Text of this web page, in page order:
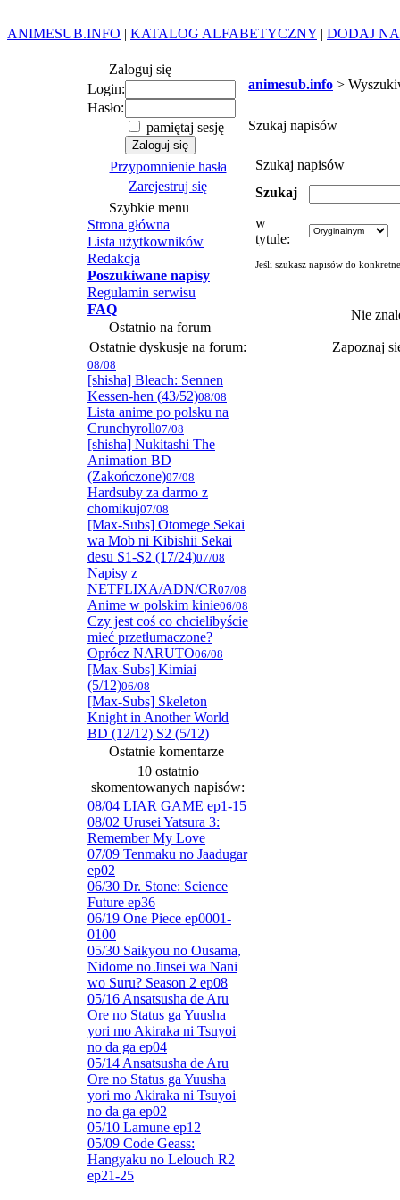
ANIMESUB.INFO | KATALOG ALFABETYCZNY | DODAJ
Zaloguj się
Login:
Hasło:
pamiętaj sesję
Przypomnienie hasła
Zarejestruj się
Szybkie menu
Strona główna
Lista użytkowników
Redakcja
Poszukiwane napisy
Regulamin serwisu
FAQ
Ostatnio na forum
Ostatnie dyskusje na forum:
08/08
[shisha] Bleach: Sennen
Kessen-hen (43/52)08/08
Lista anime po polsku na
Crunchyroll07/08
[shisha] Nukitashi The
Animation BD
(Zakończone)07/08
Hardsuby za darmo z
chomikuj07/08
[Max-Subs] Otomege Sekai
wa Mob ni Kibishii Sekai
desu S1-S2 (17/24)07/08
Napisy z
NETFLIXA/ADN/CR07/08
Anime w polskim kinie06/08
Czy jest coś co chcielibyście
mieć przetłumaczone?
Oprócz NARUTO06/08
[Max-Subs] Kimiai
(5/12)06/08
[Max-Subs] Skeleton
Knight in Another World
BD (12/12) S2 (5/12)
Ostatnie komentarze
10 ostatnio
skomentowanych napisów:
08/04 LIAR GAME ep1-15
08/02 Urusei Yatsura 3:
Remember My Love
07/09 Tenmaku no Jaadugar
ep02
06/30 Dr. Stone: Science
Future ep36
06/19 One Piece ep0001-
0100
05/30 Saikyou no Ousama,
Nidome no Jinsei wa Nani
wo Suru? Season 2 ep08
05/16 Ansatsusha de Aru
Ore no Status ga Yuusha
yori mo Akiraka ni Tsuyoi
no da ga ep04
05/14 Ansatsusha de Aru
Ore no Status ga Yuusha
yori mo Akiraka ni Tsuyoi
no da ga ep02
05/10 Lamune ep12
05/09 Code Geass:
Hangyaku no Lelouch R2
ep21-25
animesub.info >
Szukaj napisów
Szukaj napisów
Szukaj
w
tytule:
Jeśli szukasz napisów do
Nie
Zapoznaj